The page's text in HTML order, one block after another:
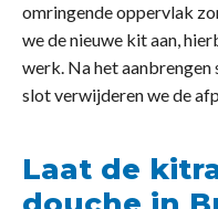
omringende oppervlak
we de nieuwe kit aan,
werk. Na het
slot verwijderen we de
Laat de